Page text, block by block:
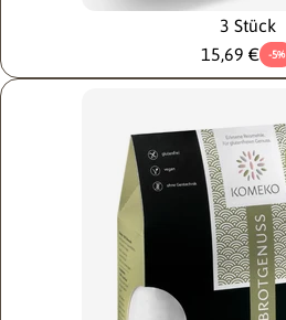
3 Stück
15,69 €
-5%